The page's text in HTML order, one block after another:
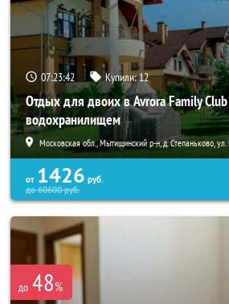
07:23:42 Купили:12
Отдых для двоих в Avrora Family
водохранилищем
Московская обл., Мытищинский р-н, д. Степаньково, ул.
от 1426 руб.
до60600руб.
до 48%